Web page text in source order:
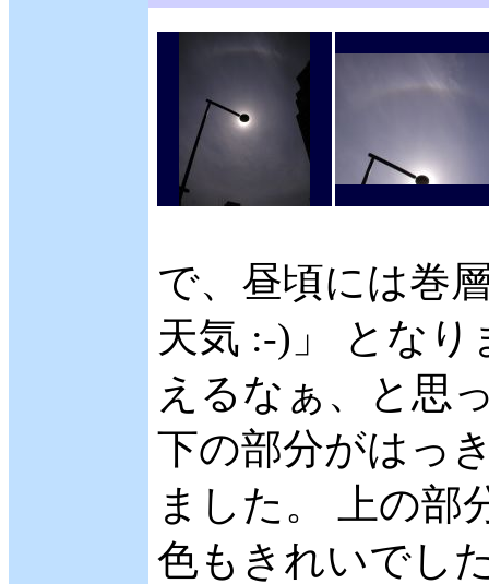
で、昼頃には巻
天気 :-)」 とな
えるなぁ、と思
下の部分がはっ
ました。 上の部
色もきれいでし